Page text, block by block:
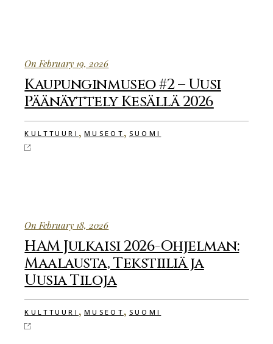
On February 19, 2026
Kaupunginmuseo #2 – Uusi
Päänäyttely Kesällä 2026
KULTTUURI ,MUSEOT , SUOMI
On February 18, 2026
HAM Julkaisi 2026-Ohjelman:
Maalausta, Tekstiiliä ja
Uusia Tiloja
KULTTUURI ,MUSEOT , SUOMI